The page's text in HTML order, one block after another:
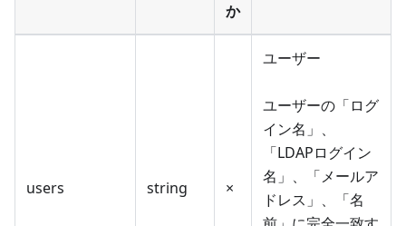
か
users string ×
ユーザー
ユーザーの「ログ
イン名」、
「LDAPログイン
名」、「メールア
ドレス」、「名